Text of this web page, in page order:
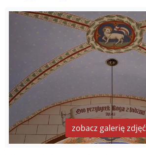
zobacz galerię zdjęć